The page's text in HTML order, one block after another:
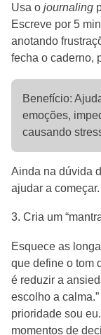
Usa o journaling
Escreve por 5
anotando
fecha o caderno,
Benefício:
emoções,
causando
Ainda na dúvida
ajudar a começar.
3. Cria um
Esquece as
que define o tom
é reduzir a
escolho a
prioridade sou
momentos de